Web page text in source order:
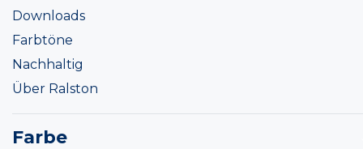
Downloads
Farbtöne
Nachhaltig
Über Ralston
Farbe